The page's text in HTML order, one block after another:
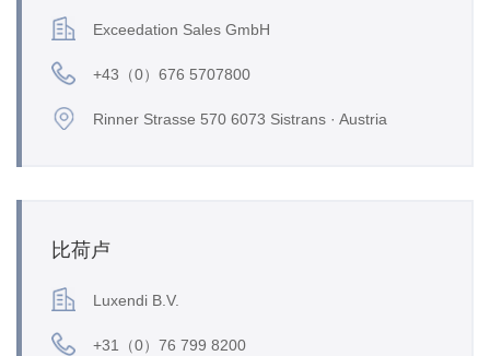
Exceedation Sales GmbH
+43（0）676 5707800
Rinner Strasse 570 6073 Sistrans · Austria
比荷卢
Luxendi B.V.
+31（0）76 799 8200